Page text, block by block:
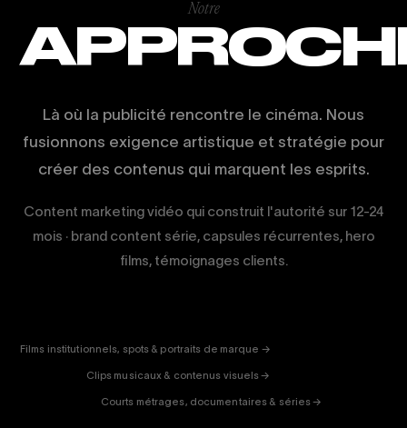
Notre
Là où la publicité rencontre le cinéma. Nous
fusionnons exigence artistique et stratégie pour
créer des contenus qui marquent les esprits.
Content marketing vidéo qui construit l'autorité sur 12-24
mois · brand content série, capsules récurrentes, hero
films, témoignages clients.
Films institutionnels, spots & portraits de marque →
Clips musicaux & contenus visuels →
FICTION
& DOC
Courts métrages, documentaires & séries →